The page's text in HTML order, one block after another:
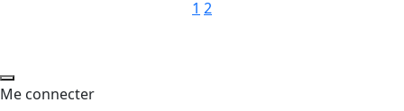
Pagination
1 2
Me connecter